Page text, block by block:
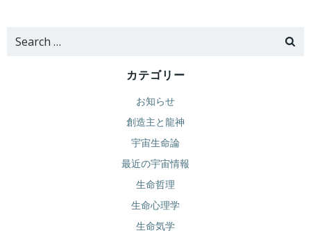
Search
カテゴリー
お知らせ
創造主と龍神
宇宙生命論
最近の宇宙情報
生命哲理
生命心理学
生命気学